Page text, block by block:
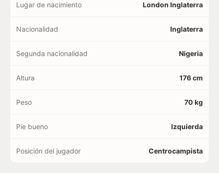
Lugar de nacimiento London Inglaterra
Nacionalidad Inglaterra
Segunda nacionalidad Nigeria
Altura 176 cm
Peso 70 kg
Pie bueno Izquierda
Posición del jugador Centrocampista